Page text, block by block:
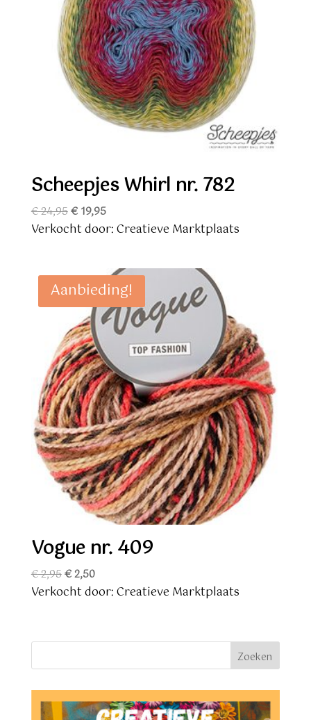
Scheepjes Whirl nr. 782
€24,95Oorspronkelijke
prijs
€19,95Huidige
prijs
Verkocht door: Creatieve Marktplaats
Aanbieding!
Vogue nr. 409
€2,95Oorspronkelijke
prijs
€2,50Huidige
prijs
Verkocht door: Creatieve Marktplaats
Zoeken